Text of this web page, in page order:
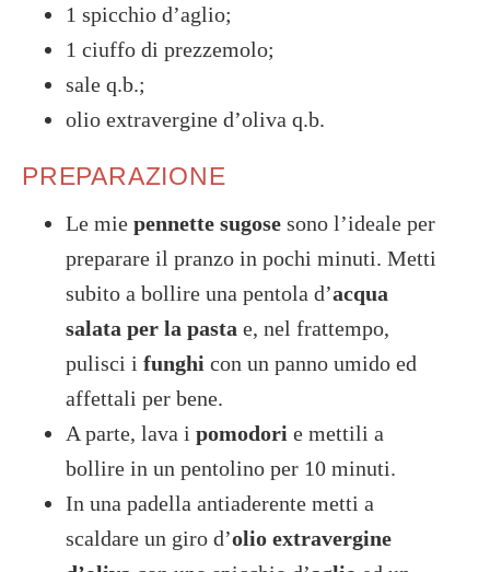
1 spicchio d’aglio;
1 ciuffo di prezzemolo;
sale q.b.;
olio extravergine d’oliva q.b.
PREPARAZIONE
Le mie pennette sugose sono l’ideale per
preparare il pranzo in pochi minuti. Metti
subito a bollire una pentola d’acqua
salata per la pasta e, nel frattempo,
pulisci i funghi con un panno umido ed
affettali per bene.
A parte, lava i pomodori e mettili a
bollire in un pentolino per 10 minuti.
In una padella antiaderente metti a
scaldare un giro d’olio extravergine